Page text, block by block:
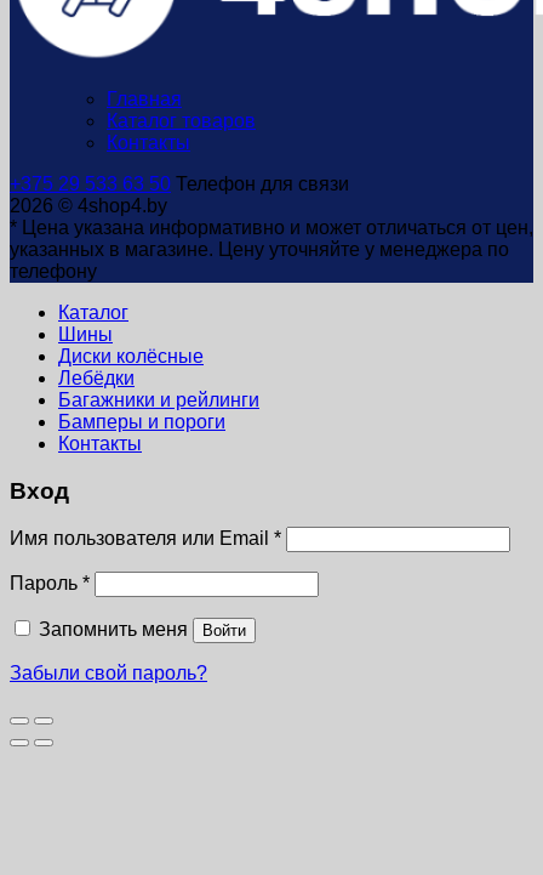
Главная
Каталог товаров
Контакты
+375 29 533 63 50 Телефон для связи
2026 © 4shop4.by
* Цена указана информативно и может отличаться от цен,
указанных в магазине. Цену уточняйте у менеджера по
телефону
Каталог
Шины
Диски колёсные
Лебёдки
Багажники и рейлинги
Бамперы и пороги
Контакты
Вход
Имя пользователя или Email *
Пароль *
Запомнить меня Войти
Забыли свой пароль?